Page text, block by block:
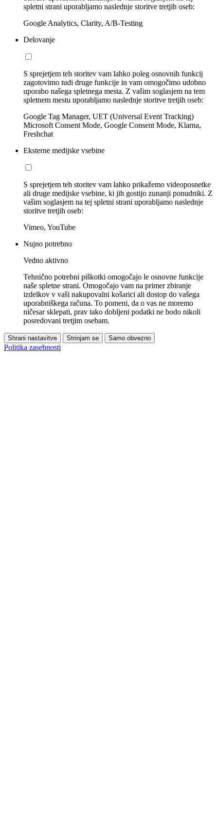
spletni strani uporabljamo naslednje storitve tretjih oseb:
Google Analytics, Clarity, A/B-Testing
Delovanje
S sprejetjem teh storitev vam lahko poleg osnovnih funkcij
zagotovimo tudi druge funkcije in vam omogočimo udobno
uporabo našega spletnega mesta. Z vašim soglasjem na tem
spletnem mestu uporabljamo naslednje storitve tretjih oseb:
Google Tag Manager, UET (Universal Event Tracking)
Microsoft Consent Mode, Google Consent Mode, Klarna,
Freshchat
Eksterne medijske vsebine
S sprejetjem teh storitev vam lahko prikažemo videoposnetke
ali druge medijske vsebine, ki jih gostijo zunanji ponudniki. Z
vašim soglasjem na tej spletni strani uporabljamo naslednje
storitve tretjih oseb:
Vimeo, YouTube
Nujno potrebno
Vedno aktivno
Tehnično potrebni piškotki omogočajo le osnovne funkcije
naše spletne strani. Omogočajo vam na primer zbiranje
izdelkov v vaši nakupovalni košarici ali dostop do vašega
uporabniškega računa. To pomeni, da o vas ne moremo
ničesar sklepati, prav tako dobljeni podatki ne bodo nikoli
posredovani tretjim osebam.
Shrani nastavitve Strinjam se Samo obvezno
Politika zasebnosti